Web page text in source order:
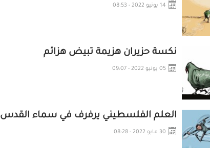
14 يونيو 2022 - 08:53
نكسة حزيران هزيمة تبيض هزائم
05 يونيو 2022 - 09:07
العلم الفلسطيني يرفرف في سماء القدس
30 مايو 2022 - 08:28